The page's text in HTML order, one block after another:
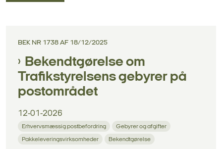
BEK NR 1738 AF 18/12/2025
Bekendtgørelse om
Trafikstyrelsens gebyrer på
postområdet
12-01-2026
Erhvervsmæssig postbefordring Gebyrer og afgifter
Pakkeleveringsvirksomheder Bekendtgørelse